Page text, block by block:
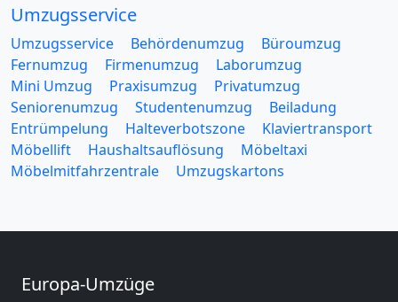
Umzugsservice
Umzugsservice Behördenumzug
Büroumzug
Fernumzug
Firmenumzug
Laborumzug
Mini Umzug
Praxisumzug
Privatumzug
Seniorenumzug
Studentenumzug
Beiladung
Entrümpelung
Halteverbotszone
Klaviertransport
Möbellift
Haushaltsauflösung
Möbeltaxi
Möbelmitfahrzentrale
Umzugskartons
Europa-Umzüge